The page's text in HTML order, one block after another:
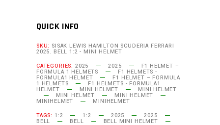
-
Mini
quantity
QUICK INFO
SKU: SISAK LEWIS HAMILTON SCUDERIA FERRARI
2025. BELL 1:2 - MINI HELMET
CATEGORIES: 2025 2025 F1 HELMET –
FORMULA 1 HELMETS F1 HELMETS -
FORMULA1 HELMET F1 HELMET – FORMULA
1 HELMETS F1 HELMETS - FORMULA1
HELMET MINI HELMET MINI HELMET
MINI HELMET MINI HELMET
MINIHELMET
MINIHELMET
TAGS: 1:2 1:2 2025 2025
BELL BELL BELL MINI HELMET